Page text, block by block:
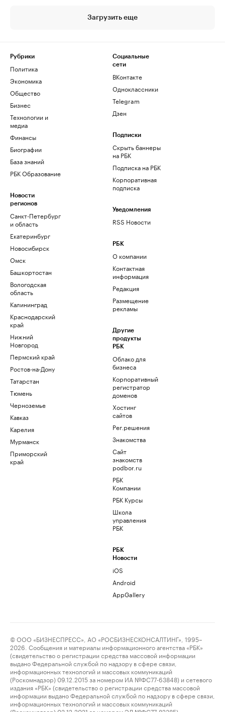
Загрузить еще
Рубрики
Политика
Экономика
Общество
Бизнес
Технологии и
медиа
Финансы
Биографии
База знаний
РБК Образование
Новости
регионов
Санкт-Петербург
и область
Екатеринбург
Новосибирск
Омск
Башкортостан
Вологодская
область
Калининград
Краснодарский
край
Нижний
Новгород
Пермский край
Ростов-на-Дону
Татарстан
Тюмень
Черноземье
Кавказ
Карелия
Мурманск
Приморский
край
Социальные
сети
ВКонтакте
Одноклассники
Telegram
Дзен
Подписки
Скрыть баннеры
на РБК
Подписка на РБК
Корпоративная
подписка
Уведомления
RSS Новости
РБК
О компании
Контактная
информация
Редакция
Размещение
рекламы
Другие
продукты
РБК
Облако для
бизнеса
Корпоративный
регистратор
доменов
Хостинг
сайтов
Рег.решения
Знакомства
Сайт
знакомств
podbor.ru
РБК
Компании
РБК Курсы
Школа
управления
РБК
РБК
Новости
iOS
Android
AppGallery
© ООО «БИЗНЕСПРЕСС», АО «РОСБИЗНЕСКОНСАЛТИНГ», 1995–
2026. Сообщения и материалы информационного агентства «РБК»
(свидетельство о регистрации средства массовой информации
выдано Федеральной службой по надзору в сфере связи,
информационных технологий и массовых коммуникаций
(Роскомнадзор) 09.12.2015 за номером ИА №ФС77-63848) и сетевого
издания «РБК» (свидетельство о регистрации средства массовой
информации выдано Федеральной службой по надзору в сфере связи,
информационных технологий и массовых коммуникаций